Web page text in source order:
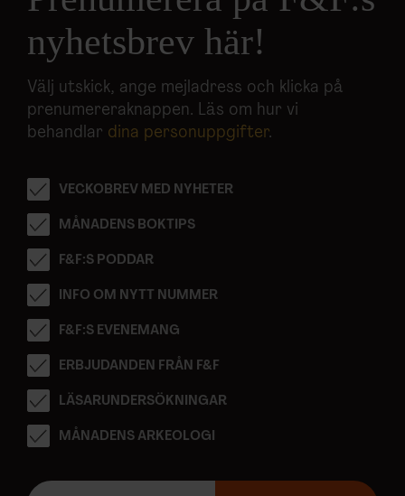
nyhetsbrev här!
Välj utskick, ange mejladress och klicka på
prenumereraknappen. Läs om hur vi
behandlar dina personuppgifter.
VECKOBREV MED NYHETER
MÅNADENS BOKTIPS
F&F:S PODDAR
INFO OM NYTT NUMMER
F&F:S EVENEMANG
ERBJUDANDEN FRÅN F&F
LÄSARUNDERSÖKNINGAR
MÅNADENS ARKEOLOGI
E